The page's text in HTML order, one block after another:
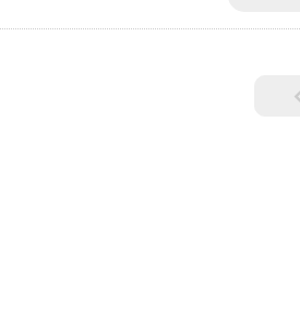
くて少し